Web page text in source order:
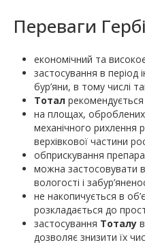
Переваги
економічний та
застосування в період
бур’яни, в тому числі
Тотал
на площах, оброблених
механічного рихлення
верхівкової частини
обприскування
можна застосовувати
вологості і
не накопичується в
розкладається до
застосування Тоталу
дозволяє знизити їх